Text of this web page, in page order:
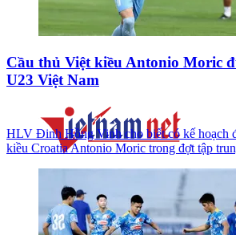
Cầu thủ Việt kiều Antonio Moric
U23 Việt Nam
HLV Đinh Hồng Vinh cho biết có kế hoạch
kiều Croatia Antonio Moric trong đợt tập